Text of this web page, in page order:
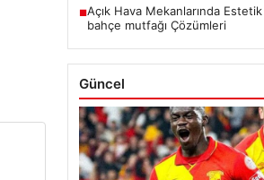
■Açık Hava Mekanlarında
bahçe mutfağı Çözümleri
Güncel